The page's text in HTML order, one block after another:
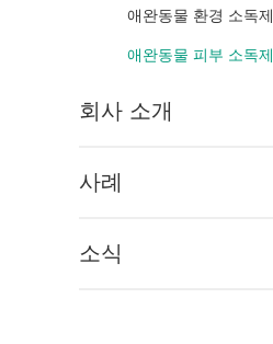
애완동물 환경 소독제
애완동물 피부 소독제
회사 소개
사례
소식